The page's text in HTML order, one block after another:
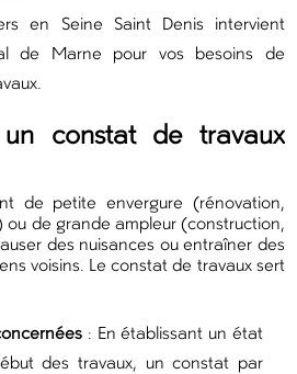
en Seine Saint Denis intervient
de Marne pour vos besoins de
un constat de travaux
de petite envergure (rénovation,
de grande ampleur (construction,
des nuisances ou entraîner des
voisins. Le constat de travaux sert
: En établissant un état
des travaux, un constat par